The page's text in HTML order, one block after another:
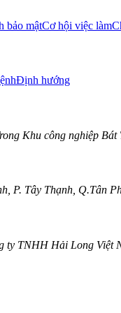
bảo mậtCơ hội việc làm
Định hướng
Khu công nghiệp
P. Tây Thạnh, Q.Tân
ty TNHH Hải Long Việt